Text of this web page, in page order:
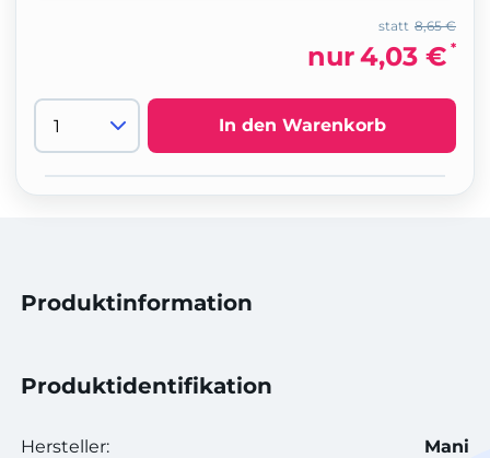
8,65 €
statt
nur4,03 € *
In den Warenkorb
Produktinformation
Produktidentifikation
Hersteller: Mani